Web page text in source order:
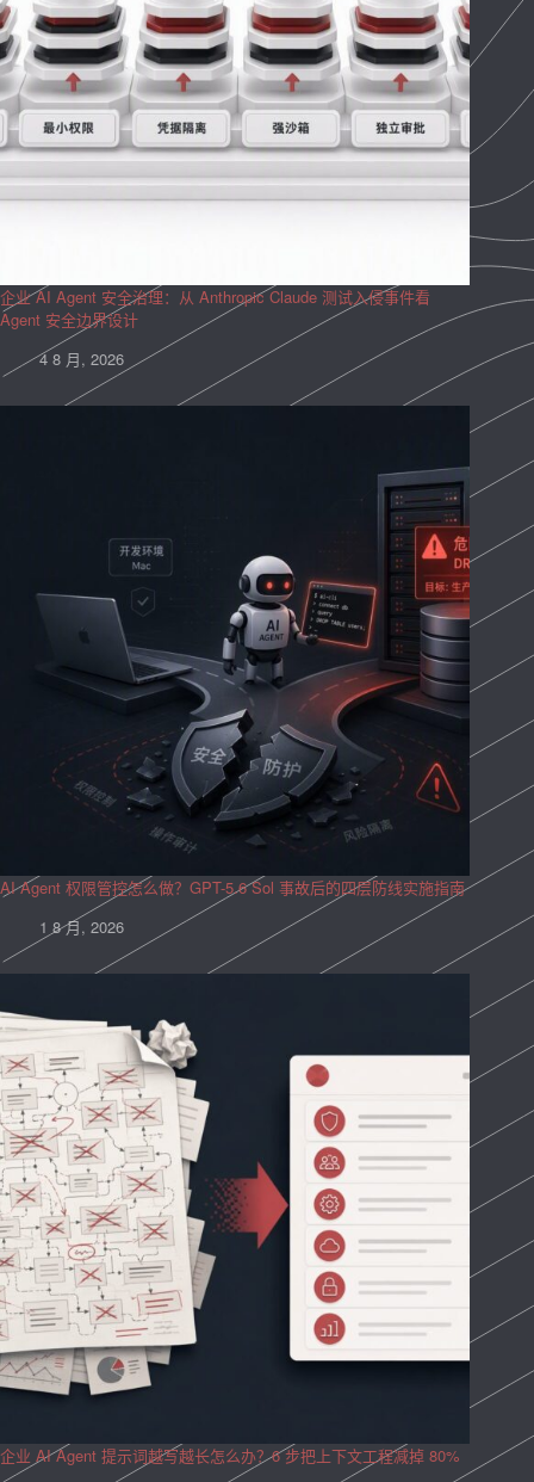
企业 AI Agent 安全治理：从 Anthropic Claude 测试入侵事件看
Agent 安全边界设计
4 8 月, 2026
AI Agent 权限管控怎么做？GPT-5.6 Sol 事故后的四层防线实施指南
1 8 月, 2026
企业 AI Agent 提示词越写越长怎么办？6 步把上下文工程减掉 80%